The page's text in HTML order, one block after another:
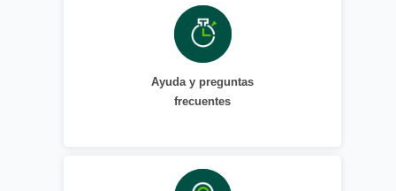
Ayuda y preguntas
frecuentes